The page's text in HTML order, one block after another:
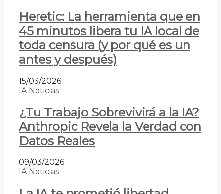
Heretic: La herramienta que en
45 minutos libera tu IA local de
toda censura (y por qué es un
antes y después)
15/03/2026
IA Noticias
¿Tu Trabajo Sobrevivirá a la IA?
Anthropic Revela la Verdad con
Datos Reales
09/03/2026
IA Noticias